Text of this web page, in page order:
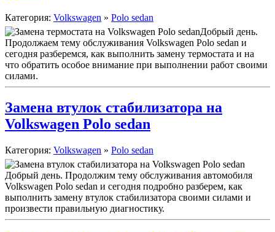
Категория: Volkswagen » Polo sedan
Добрый день.
Продолжаем тему обслуживания Volkswagen Polo sedan и
сегодня разберемся, как выполнить замену термостата и на
что обратить особое внимание при выполнении работ своими
силами.
Замена втулок стабилизатора на
Volkswagen Polo sedan
Категория: Volkswagen » Polo sedan
Добрый день. Продолжим тему обслуживания автомобиля
Volkswagen Polo sedan и сегодня подробно разберем, как
выполнить замену втулок стабилизатора своими силами и
произвести правильную диагностику.